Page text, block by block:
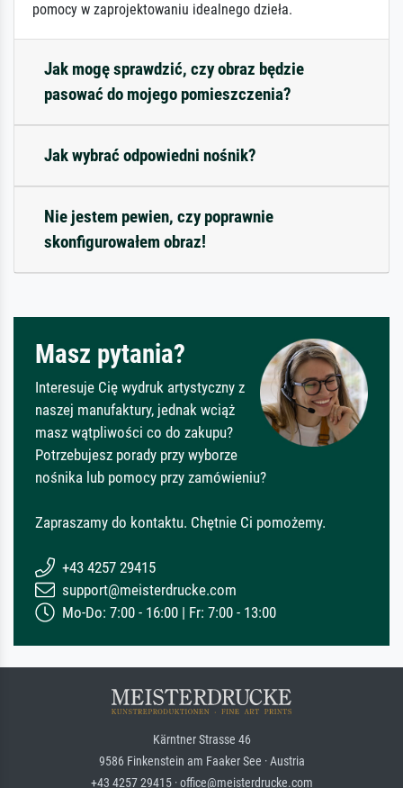
pomocy w zaprojektowaniu idealnego dzieła.
Jak mogę sprawdzić, czy obraz będzie
pasować do mojego pomieszczenia?
Jak wybrać odpowiedni nośnik?
Nie jestem pewien, czy poprawnie
skonfigurowałem obraz!
Masz pytania?
Interesuje Cię wydruk artystyczny z
naszej manufaktury, jednak wciąż
masz wątpliwości co do zakupu?
Potrzebujesz porady przy wyborze
nośnika lub pomocy przy zamówieniu?
Zapraszamy do kontaktu. Chętnie Ci pomożemy.
+43 4257 29415
support@meisterdrucke.com
Mo-Do: 7:00 - 16:00 | Fr: 7:00 - 13:00
Kärntner Strasse 46
9586 Finkenstein am Faaker See · Austria
+43 4257 29415 · office@meisterdrucke.com